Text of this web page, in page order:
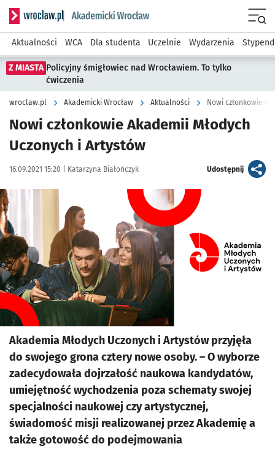
Serwis informacyjny wroclaw.pl podserwis: Akademicki
Aktualności WCA Dla studenta Uczelnie Wydarzenia
Z MIASTA Policyjny śmigłowiec nad Wrocławiem. To tylko
ćwiczenia
wroclaw.pl Akademicki Wrocław Aktualności Nowi członkowie
Nowi członkowie Akademii Młodych
Uczonych i Artystów
Data publikacji:
16.09.2021 15:20 | Autor:
Katarzyna Białończyk Udostępnijartykuł
Kliknij, aby powiększyć
Akademia Młodych Uczonych i Artystów przyjęła
do swojego grona cztery nowe osoby. – O wyborze
zadecydowała dojrzałość naukowa kandydatów,
umiejętność wychodzenia poza schematy swojej
specjalności naukowej czy artystycznej,
świadomość misji realizowanej przez Akademię a
także gotowość do podejmowania